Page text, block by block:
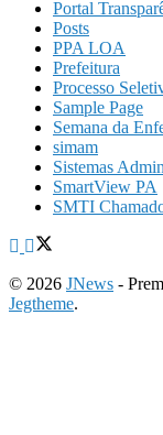
Portal
Posts
PPA LOA
Prefeitura
Processo
Sample Page
Semana da
simam
Sistemas
SmartView PA
SMTI
© 2026 JNews -
Jegtheme.